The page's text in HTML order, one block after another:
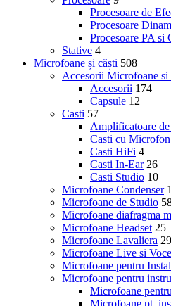
Procesoare de
Procesoare
Procesoare PA si
Stative 4
Microfoane și căști 508
Accesorii Microfoane si
Accesorii 174
Capsule 12
Casti 57
Amplificatoare de
Casti cu Microfon
Casti HiFi 4
Casti In-Ear 26
Casti Studio 10
Microfoane Condenser
Microfoane de Studio
Microfoane diafragma
Microfoane Headset 25
Microfoane Lavaliera 29
Microfoane Live si Voce
Microfoane pentru
Microfoane pentru
Microfoane
Microfoane pt.